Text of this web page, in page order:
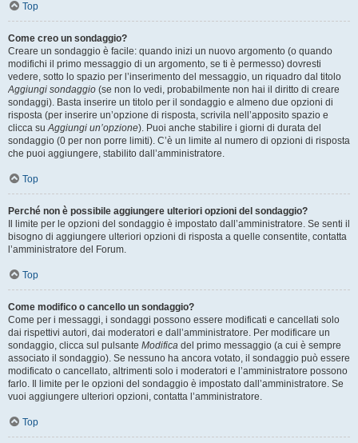
Top
Come creo un sondaggio?
Creare un sondaggio è facile: quando inizi un nuovo argomento (o quando
modifichi il primo messaggio di un argomento, se ti è permesso) dovresti
vedere, sotto lo spazio per l’inserimento del messaggio, un riquadro dal titolo
Aggiungi sondaggio (se non lo vedi, probabilmente non hai il diritto di creare
sondaggi). Basta inserire un titolo per il sondaggio e almeno due opzioni di
risposta (per inserire un’opzione di risposta, scrivila nell’apposito spazio e
clicca suAggiungi un’opzione). Puoi anche stabilire i giorni di durata del
sondaggio (0 per non porre limiti). C’è un limite al numero di opzioni di risposta
che puoi aggiungere, stabilito dall’amministratore.
Top
Perché non è possibile aggiungere ulteriori opzioni del sondaggio?
Il limite per le opzioni del sondaggio è impostato dall’amministratore. Se senti il
bisogno di aggiungere ulteriori opzioni di risposta a quelle consentite, contatta
l’amministratore del Forum.
Top
Come modifico o cancello un sondaggio?
Come per i messaggi, i sondaggi possono essere modificati e cancellati solo
dai rispettivi autori, dai moderatori e dall’amministratore. Per modificare un
sondaggio, clicca sul pulsante Modifica del primo messaggio (a cui è sempre
associato il sondaggio). Se nessuno ha ancora votato, il sondaggio può essere
modificato o cancellato, altrimenti solo i moderatori e l’amministratore possono
farlo. Il limite per le opzioni del sondaggio è impostato dall’amministratore. Se
vuoi aggiungere ulteriori opzioni, contatta l’amministratore.
Top